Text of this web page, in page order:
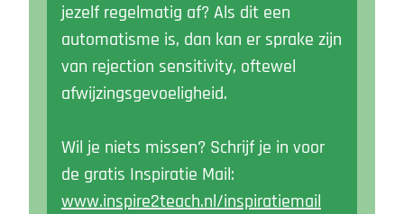
jezelf regelmatig af? Als dit een
automatisme is, dan kan er sprake zijn
van rejection sensitivity, oftewel
afwijzingsgevoeligheid.
Wil je niets missen? Schrijf je in voor
de gratis Inspiratie Mail:
www.inspire2teach.nl/inspiratiemail